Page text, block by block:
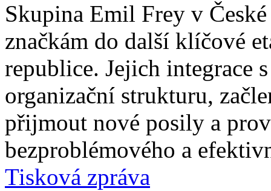
Skupina Emil Frey v
značkám do další klíčové
republice. Jejich integrace
organizační strukturu,
přijmout nové posily a
bezproblémového a
Tisková zpráva